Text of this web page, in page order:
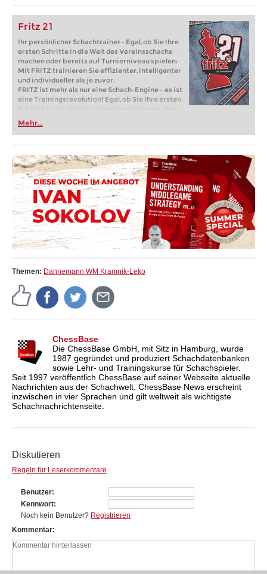
Fritz 21
Ihr persönlicher Schachtrainer - Egal, ob Sie Ihre
ersten Schritte in die Welt des Vereinsschachs
machen oder bereits auf Turnierniveau spielen:
Mit FRITZ trainieren Sie effizienter, intelligenter
und individueller als je zuvor.
FRITZ ist mehr als nur eine Schach-Engine – es ist
eine Trainingsrevolution! Egal, ob Sie Ihre ersten
Schritte in die Welt des Vereinsschachs machen
oder bereits auf Turnierniveau spielen: Mit
FRITZ trainieren Sie effizienter, intelligenter und
individueller als je zuvor.
Mehr...
Themen: Dannemann WM Kramnik-Leko
ChessBase
Die ChessBase GmbH, mit Sitz in Hamburg, wurde
1987 gegründet und produziert Schachdatenbanken
sowie Lehr- und Trainingskurse für Schachspieler.
Seit 1997 veröffentlich ChessBase auf seiner Webseite aktuelle
Nachrichten aus der Schachwelt. ChessBase News erscheint
inzwischen in vier Sprachen und gilt weltweit als wichtigste
Schachnachrichtenseite.
Diskutieren
Regeln für Leserkommentare
Benutzer
Kennwort
Noch kein Benutzer? Registrieren
Kommentar